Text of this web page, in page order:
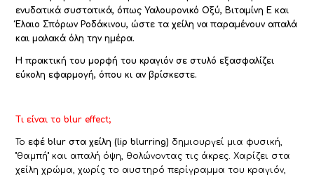
ενυδατικά συστατικά, όπως Υαλουρονικό Οξύ, Βιταμίνη E και
Έλαιο Σπόρων Ροδάκινου, ώστε τα χείλη να παραμένουν απαλά
και μαλακά όλη την ημέρα.
Η πρακτική του μορφή του κραγιόν σε στυλό εξασφαλίζει
εύκολη εφαρμογή, όπου κι αν βρίσκεστε.
Τι είναι το blur effect;
Το εφέ blur στα χείλη (lip blurring) δημιουργεί μια φυσική,
"θαμπή" και απαλή όψη, θολώνοντας τις άκρες . Χαρίζει στα
χείλη χρώμα, χωρίς το αυστηρό περίγραμμα του κραγιόν,